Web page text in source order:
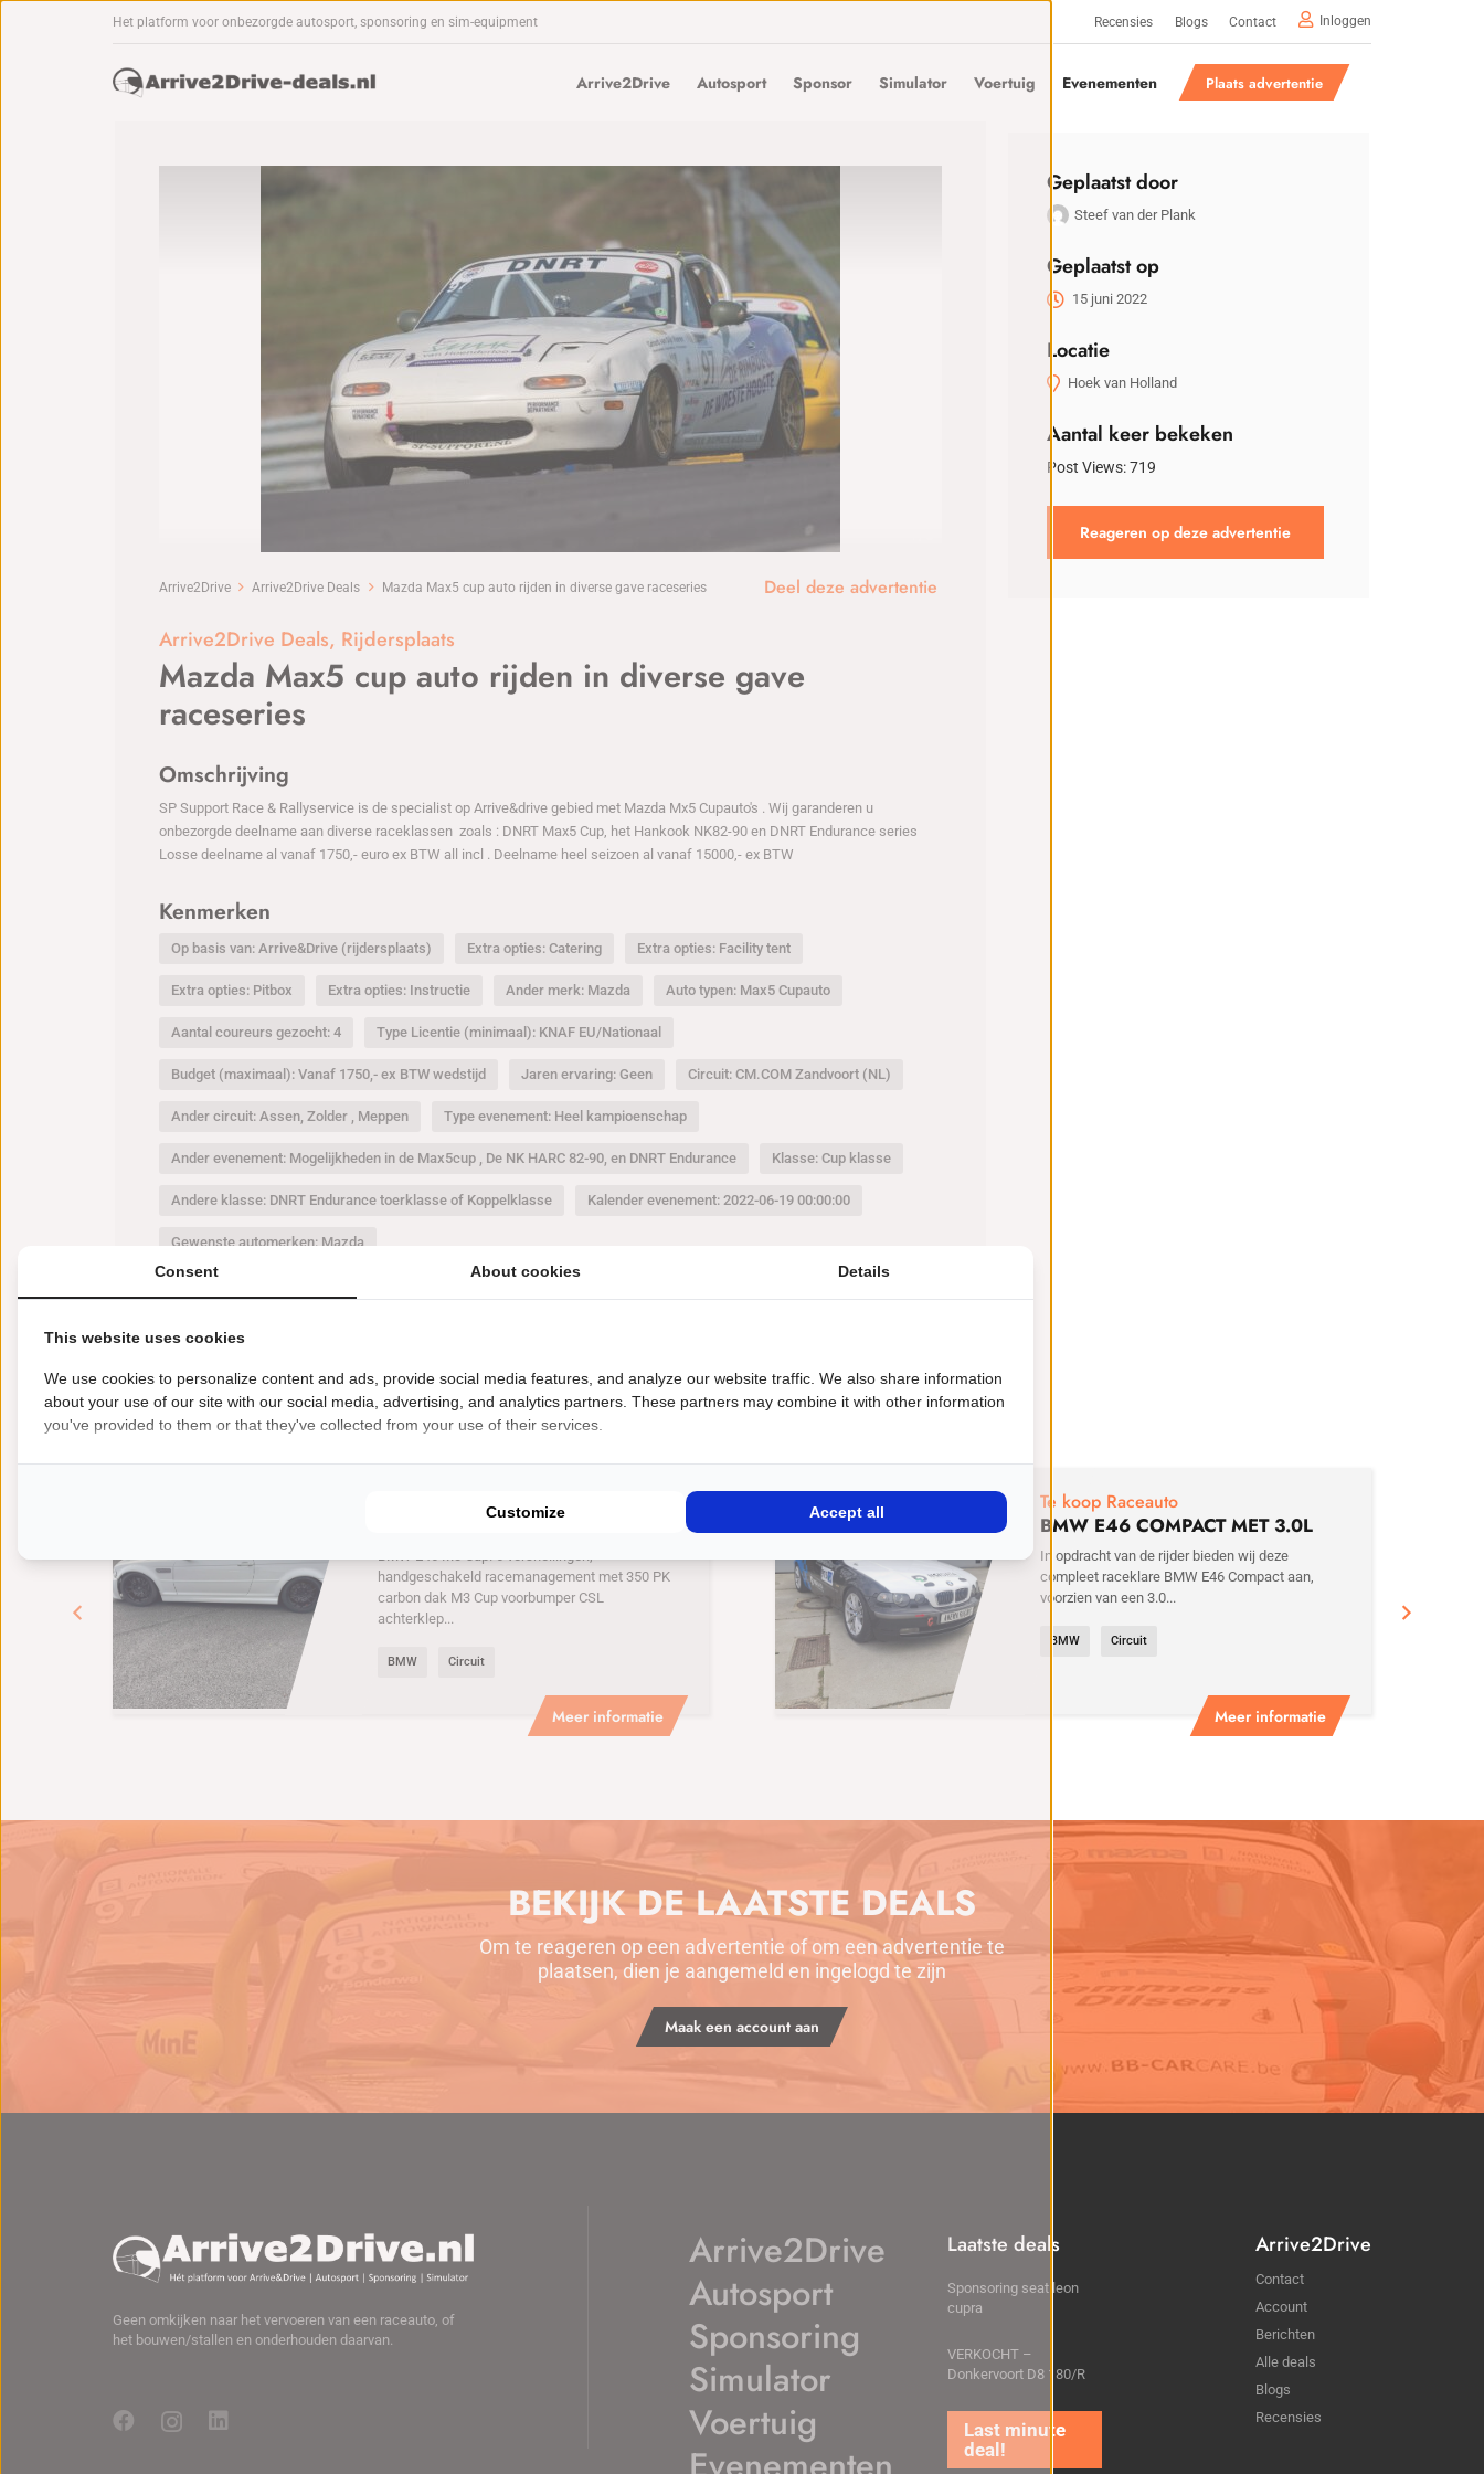
Het platform voor onbezorgde autosport, sponsoring en sim-equipment Recensies Blogs Contact Inloggen
Arrive2Drive Autosport Sponsor Simulator Voertuig Evenementen Plaats advertentie
Arrive2Drive Arrive2Drive Deals Mazda Max5 cup auto rijden in diverse gave raceseries Deel deze advertentie
Arrive2Drive Deals, Rijdersplaats
Mazda Max5 cup auto rijden in diverse gave
raceseries
Omschrijving
SP Support Race & Rallyservice is de specialist op Arrive&drive gebied met Mazda Mx5 Cupauto's . Wij garanderen u
onbezorgde deelname aan diverse raceklassen zoals : DNRT Max5 Cup, het Hankook NK82-90 en DNRT Endurance series
Losse deelname al vanaf 1750,- euro ex BTW all incl . Deelname heel seizoen al vanaf 15000,- ex BTW
Kenmerken
Op basis van: Arrive&Drive (rijdersplaats) Extra opties: Catering Extra opties: Facility tent
Extra opties: Pitbox Extra opties: Instructie Ander merk: Mazda Auto typen: Max5 Cupauto
Aantal coureurs gezocht: 4 Type Licentie (minimaal): KNAF EU/Nationaal
Budget (maximaal): Vanaf 1750,- ex BTW wedstijd Jaren ervaring: Geen Circuit: CM.COM Zandvoort (NL)
Ander circuit: Assen, Zolder , Meppen Type evenement: Heel kampioenschap
Ander evenement: Mogelijkheden in de Max5cup , De NK HARC 82-90, en DNRT Endurance Klasse: Cup klasse
Andere klasse: DNRT Endurance toerklasse of Koppelklasse Kalender evenement: 2022-06-19 00:00:00
Gewenste automerken: Mazda
Geplaatst door
Steef van der Plank
Geplaatst op
15 juni 2022
Locatie
Hoek van Holland
Aantal keer bekeken
Post Views:719
Reageren op deze advertentie
Nieuwste deals
BEKIJK MEER
Meer informatie
Te koop Raceauto
BMW E46 M3 CUP
BMW E46 M3 Cup. 6 versnellingen,
handgeschakeld racemanagement met 350 PK
carbon dak M3 Cup voorbumper CSL
achterklep...
BMW Circuit
Meer informatie
Te koop Raceauto
BMW E46 COMPACT MET 3.0L
MOTOR
In opdracht van de rijder bieden wij deze
compleet raceklare BMW E46 Compact aan,
voorzien van een 3.0...
BMW Circuit
BEKIJK DE LAATSTE DEALS
Om te reageren op een advertentie of om een advertentie te
plaatsen, dien je aangemeld en ingelogd te zijn
Maak een account aan
Geen omkijken naar het vervoeren van een raceauto, of
het bouwen/stallen en onderhouden daarvan.
Arrive2Drive
Autosport
Sponsoring
Simulator
Voertuig
Laatste deals
Sponsoring seat leon
cupra
VERKOCHT –
Donkervoort D8 180/R
Supreme Trackday – 24
November 2024 –
Racepark Meppen –
Arrive2Drive
Contact
Account
Berichten
Alle deals
Blogs
Recensies
Consent About cookies Details
This website uses cookies
We use cookies to personalize content and ads, provide social media features, and analyze our website traffic. We also share information
about your use of our site with our social media, advertising, and analytics partners. These partners may combine it with other information
you've provided to them or that they've collected from your use of their services.
Customize Accept all